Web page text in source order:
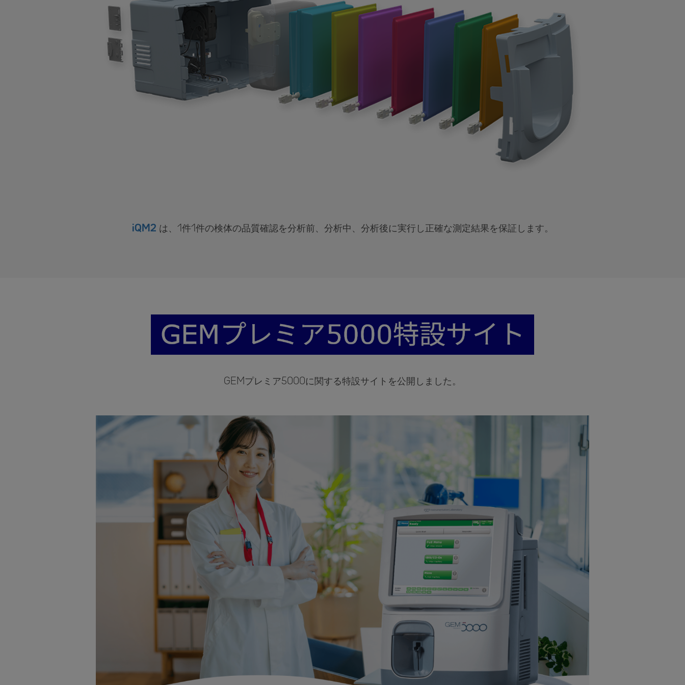
iQM2 は、1件1件の検体の品質確認を分析前、分析中、分析後に実行し正確な測定結果を保証します。
GEMプレミア5000に関する特設サイトを公開しました。